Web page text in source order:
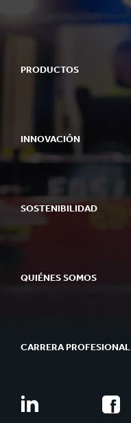
PRODUCTOS
INNOVACIÓN
SOSTENIBILIDAD
QUIÉNES SOMOS
CARRERA PROFESIONAL